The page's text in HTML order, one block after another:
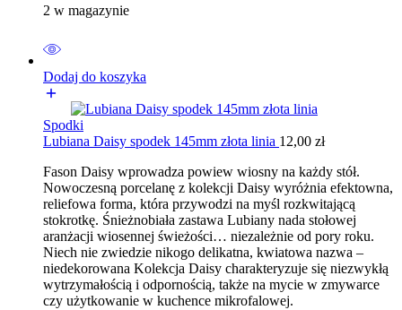
2 w magazynie
Dodaj do koszyka
Spodki
Lubiana Daisy spodek 145mm złota linia 12,00 zł
Fason Daisy wprowadza powiew wiosny na każdy stół.
Nowoczesną porcelanę z kolekcji Daisy wyróżnia efektowna,
reliefowa forma, która przywodzi na myśl rozkwitającą
stokrotkę. Śnieżnobiała zastawa Lubiany nada stołowej
aranżacji wiosennej świeżości… niezależnie od pory roku.
Niech nie zwiedzie nikogo delikatna, kwiatowa nazwa –
niedekorowana Kolekcja Daisy charakteryzuje się niezwykłą
wytrzymałością i odpornością, także na mycie w zmywarce
czy użytkowanie w kuchence mikrofalowej.